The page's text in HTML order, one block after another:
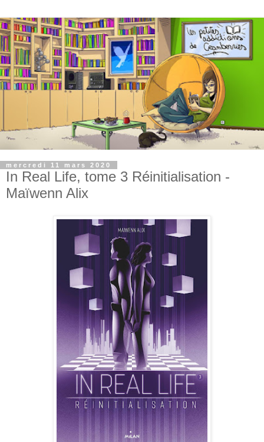
mercredi 11 mars 2020
In Real Life, tome 3 Réinitialisation -
Maïwenn Alix